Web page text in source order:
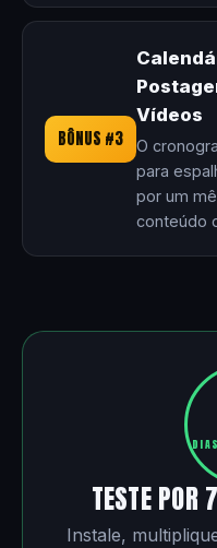
BÔNUS #3
Vídeos
O
para
por um
conteúdo
TESTE POR
Instale,